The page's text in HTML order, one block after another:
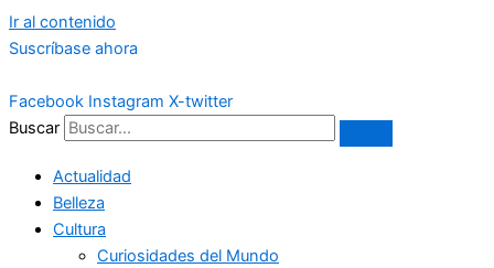
Ir al contenido
Suscríbase ahora
Facebook Instagram X-twitter
Buscar
Actualidad
Belleza
Cultura
Curiosidades del Mundo